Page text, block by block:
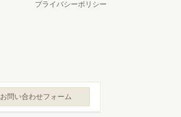
プライバシーポリシー
お問い合わせフォーム